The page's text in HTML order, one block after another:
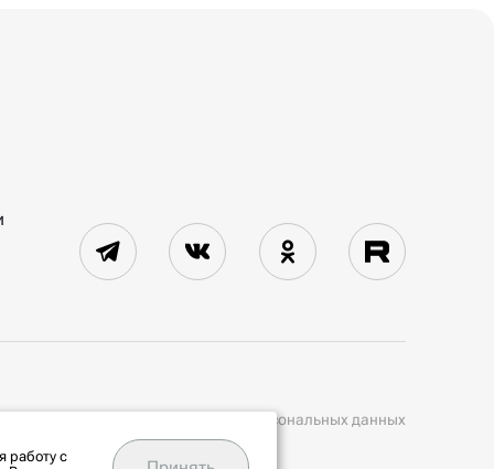
Политика обработки персональных данных
работу с